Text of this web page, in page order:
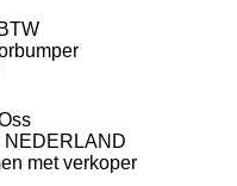
NEDERLAND
met verkoper